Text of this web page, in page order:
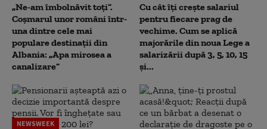
„Ne-am îmbolnăvit toți”.
Coșmarul unor români într-
una dintre cele mai
populare destinații din
Albania: „Apa mirosea a
canalizare”
Cu cât îți crește salariul
pentru fiecare prag de
vechime. Cum se aplică
majorările din noua Lege a
salarizării după 3, 5, 10, 15
și...
NEWSWEEK